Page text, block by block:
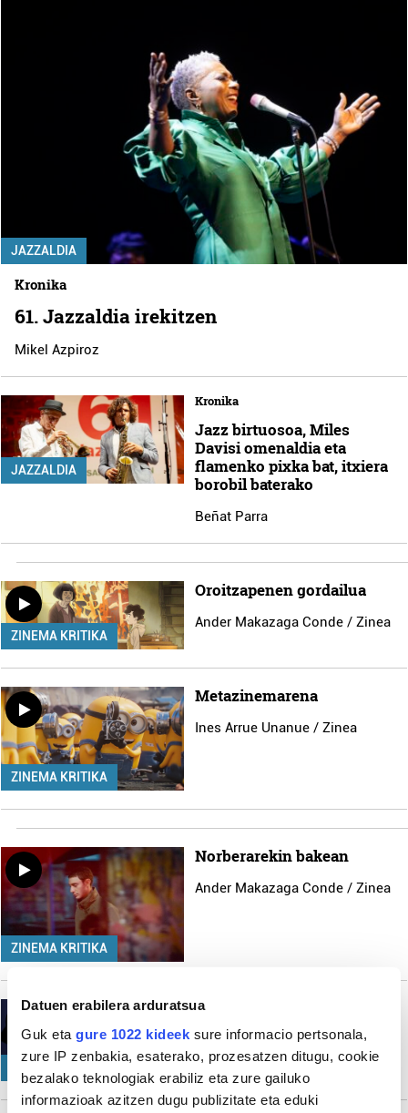
Datuen erabilera arduratsua
Guk eta gure 1022 kideek sure informacio pertsonala,
zure IP zenbakia, esaterako, prozesatzen ditugu, cookie
bezalako teknologiak erabiliz eta zure gailuko
informazioak azitzen dugu publizitate eta eduki
JAZZALDIA
Kronika
61. Jazzaldia irekitzen
Mikel Azpiroz
JAZZALDIA
Kronika
Jazz birtuosoa, Miles
Davisi omenaldia eta
flamenko pixka bat, itxiera
borobil baterako
Beñat Parra
ZINEMA KRITIKA
Oroitzapenen gordailua
Ander Makazaga Conde / Zinea
ZINEMA KRITIKA
Metazinemarena
Ines Arrue Unanue / Zinea
ZINEMA KRITIKA
Norberarekin bakean
Ander Makazaga Conde / Zinea
Bizirik irautearena
Ines Arrue Unanue / Zinea